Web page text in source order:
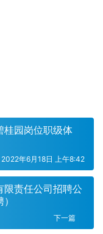
桂园岗位职级体
2022年6月18日 上午8:42
限责任公司招聘公
下一篇